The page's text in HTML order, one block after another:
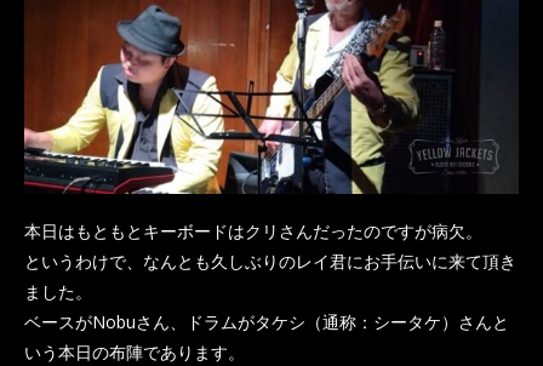
本日はもともとキーボードはクリさんだったのですが病欠。
というわけで、なんとも久しぶりのレイ君にお手伝いに来て頂き
ました。
ベースがNobuさん、ドラムがタケシ（通称：シータケ）さんと
いう本日の布陣であります。